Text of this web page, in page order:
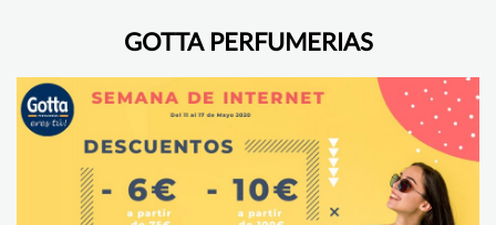
GOTTA PERFUMERIAS